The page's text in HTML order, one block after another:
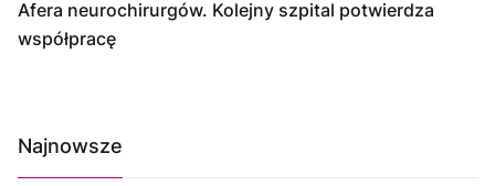
Afera neurochirurgów. Kolejny szpital potwierdza
współpracę
Najnowsze